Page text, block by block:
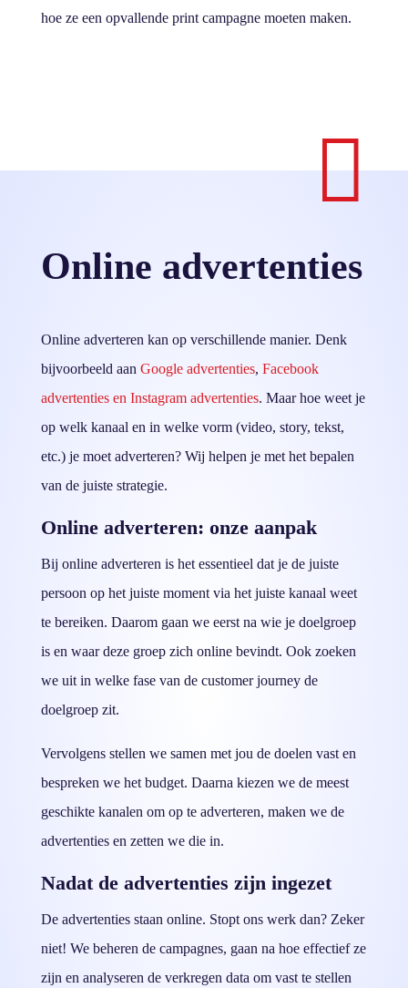
hoe ze een opvallende print campagne moeten maken.

Online advertenties
Online adverteren kan op verschillende manier. Denk
bijvoorbeeld aan Google advertenties, Facebook
advertenties en Instagram advertenties. Maar hoe weet je
op welk kanaal en in welke vorm (video, story, tekst,
etc.) je moet adverteren? Wij helpen je met het bepalen
van de juiste strategie.
Online adverteren: onze aanpak
Bij online adverteren is het essentieel dat je de juiste
persoon op het juiste moment via het juiste kanaal weet
te bereiken. Daarom gaan we eerst na wie je doelgroep
is en waar deze groep zich online bevindt. Ook zoeken
we uit in welke fase van de customer journey de
doelgroep zit.
Vervolgens stellen we samen met jou de doelen vast en
bespreken we het budget. Daarna kiezen we de meest
geschikte kanalen om op te adverteren, maken we de
advertenties en zetten we die in.
Nadat de advertenties zijn ingezet
De advertenties staan online. Stopt ons werk dan? Zeker
niet! We beheren de campagnes, gaan na hoe effectief ze
zijn en analyseren de verkregen data om vast te stellen